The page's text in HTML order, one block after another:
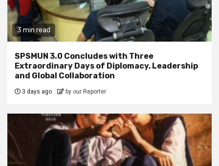
3 min read
SPSMUN 3.0 Concludes with Three
Extraordinary Days of Diplomacy, Leadership
and Global Collaboration
3 days ago by our Reporter